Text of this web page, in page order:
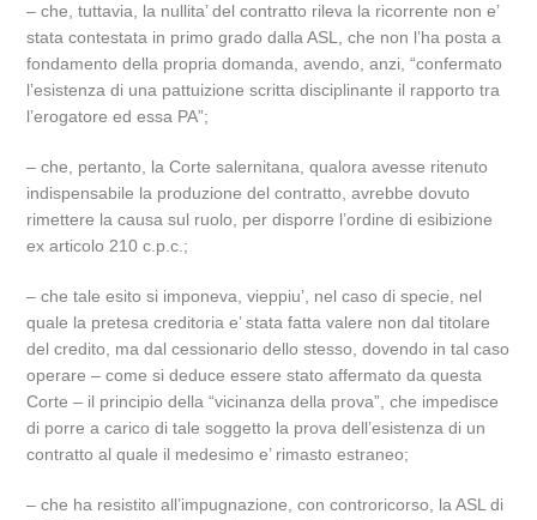
– che, tuttavia, la nullita’ del contratto rileva la ricorrente non e’
stata contestata in primo grado dalla ASL, che non l’ha posta a
fondamento della propria domanda, avendo, anzi, “confermato
l’esistenza di una pattuizione scritta disciplinante il rapporto tra
l’erogatore ed essa PA”;
– che, pertanto, la Corte salernitana, qualora avesse ritenuto
indispensabile la produzione del contratto, avrebbe dovuto
rimettere la causa sul ruolo, per disporre l’ordine di esibizione
ex articolo 210 c.p.c.;
– che tale esito si imponeva, vieppiu’, nel caso di specie, nel
quale la pretesa creditoria e’ stata fatta valere non dal titolare
del credito, ma dal cessionario dello stesso, dovendo in tal caso
operare – come si deduce essere stato affermato da questa
Corte – il principio della “vicinanza della prova”, che impedisce
di porre a carico di tale soggetto la prova dell’esistenza di un
contratto al quale il medesimo e’ rimasto estraneo;
– che ha resistito all’impugnazione, con controricorso, la ASL di